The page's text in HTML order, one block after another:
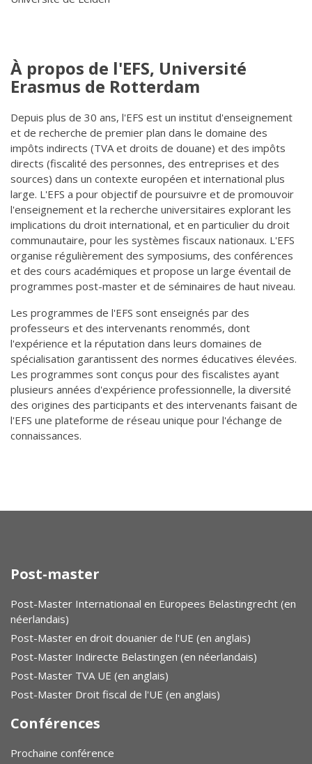
À propos de l'EFS, Université
Erasmus de Rotterdam
Depuis plus de 30 ans, l'EFS est un institut d'enseignement
et de recherche de premier plan dans le domaine des
impôts indirects (TVA et droits de douane) et des impôts
directs (fiscalité des personnes, des entreprises et des
sources) dans un contexte européen et international plus
large. L'EFS a pour objectif de poursuivre et de promouvoir
l'enseignement et la recherche universitaires explorant les
implications du droit international, et en particulier du droit
communautaire, pour les systèmes fiscaux nationaux. L'EFS
organise régulièrement des symposiums, des conférences
et des cours académiques et propose un large éventail de
programmes post-master et de séminaires de haut niveau.
Les programmes de l'EFS sont enseignés par des
professeurs et des intervenants renommés, dont
l'expérience et la réputation dans leurs domaines de
spécialisation garantissent des normes éducatives élevées.
Les programmes sont conçus pour des fiscalistes ayant
plusieurs années d'expérience professionnelle, la diversité
des origines des participants et des intervenants faisant de
l'EFS une plateforme de réseau unique pour l'échange de
connaissances.
Post-master
Post-Master Internationaal en Europees Belastingrecht (en
néerlandais)
Post-Master en droit douanier de l'UE (en anglais)
Post-Master Indirecte Belastingen (en néerlandais)
Post-Master TVA UE (en anglais)
Post-Master Droit fiscal de l'UE (en anglais)
Conférences
Prochaine conférence